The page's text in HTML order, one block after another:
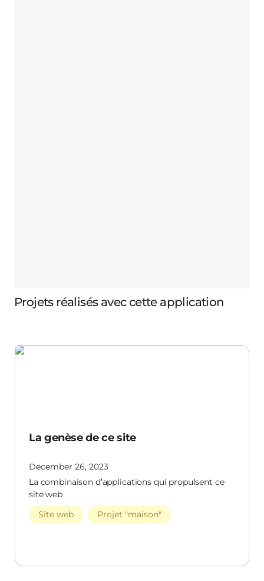
Projets réalisés avec cette application
La genèse de ce site
La genèse de ce site
December 26, 2023
La combinaison d’applications qui propulsent ce
site web
Site web
Projet "maison"